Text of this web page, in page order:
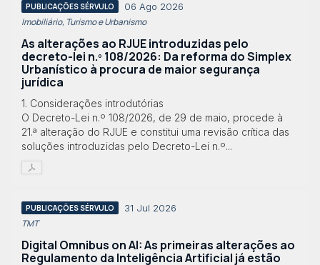
PUBLICAÇÕES SÉRVULO 06 Ago 2026
Imobiliário, Turismo e Urbanismo
As alterações ao RJUE introduzidas pelo
decreto-lei n.º 108/2026: Da reforma do Simplex
Urbanístico à procura de maior segurança
jurídica
1. Considerações introdutórias
O Decreto-Lei n.º 108/2026, de 29 de maio, procede à
21.ª alteração do RJUE e constitui uma revisão crítica das
soluções introduzidas pelo Decreto-Lei n.º...
PUBLICAÇÕES SÉRVULO 31 Jul 2026
TMT
Digital Omnibus on AI: As primeiras alterações ao
Regulamento da Inteligência Artificial já estão